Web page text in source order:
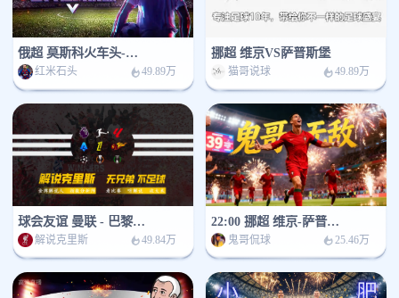
俄超 莫斯科火车头-阿克隆陶里亚蒂
红米石头 49.89万
挪超 维京VS萨普斯堡
猫哥说球 49.89万
球会友谊 曼联 - 巴黎圣日耳曼
解说克里斯 49.84万
22:00 挪超 维京-萨普斯堡
鬼哥侃球 25.46万